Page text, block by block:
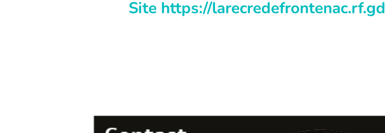
Site https://larecredefrontenac.rf.gd